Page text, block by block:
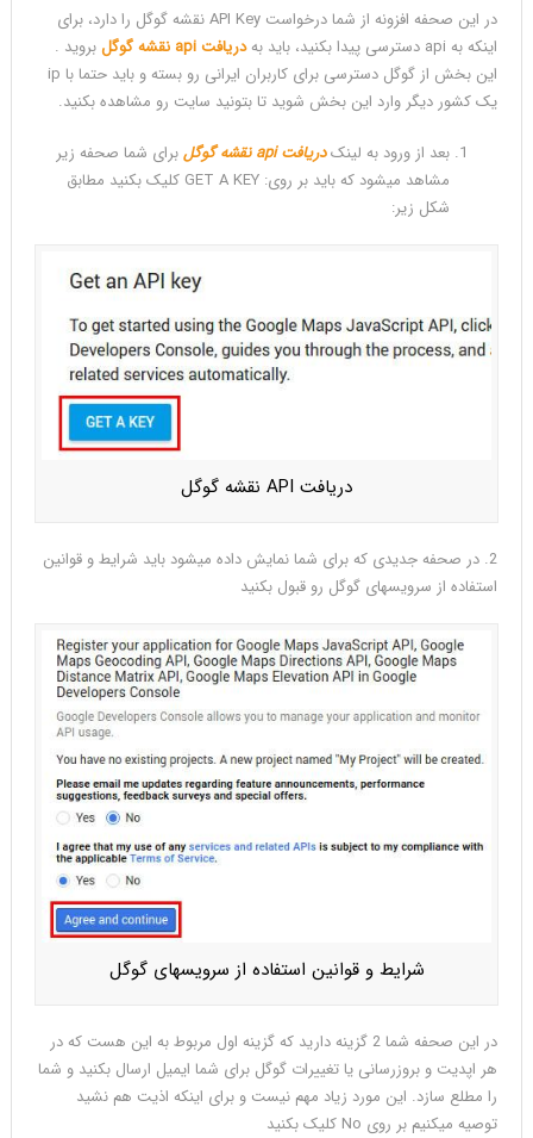
نمایش
گوگل
مپ
در
مطلب
در این صحفه افزونه از شما درخواست API Key نقشه گوگل را دارد، برای
اینکه به api دسترسی پیدا بکنید، باید به
دریافت api نقشه گوگل
بروید .
این بخش از گوگل دسترسی برای کاربران ایرانی رو بسته و باید حتما با ip
یک کشور دیگر وارد این بخش شوید تا بتونید سایت رو مشاهده بکنید.
بعد از ورود به لینکدریافت api نقشه گوگل
برای شما صحفه زیر
مشاهد میشود که باید بر روی: GET A KEY کلیک بکنید مطابق
شکل زیر:
دریافت API نقشه گوگل
2. در صحفه جدیدی که برای شما نمایش داده میشود باید شرایط و قوانین
استفاده از سرویسهای گوگل رو قبول بکنید
شرایط و قوانین استفاده از سرویسهای گوگل
در این صحفه شما 2 گزینه دارید که گزینه اول مربوط به این هست که در
هر اپدیت و بروزرسانی یا تغییرات گوگل برای شما ایمیل ارسال بکنید و شما
را مطلع سازد. این مورد زیاد مهم نیست و برای اینکه اذیت هم نشید
توصیه میکنیم بر روی No کلیک بکنید